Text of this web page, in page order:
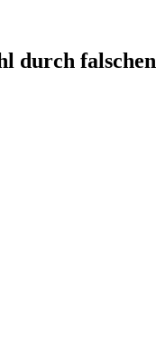
durch falschen